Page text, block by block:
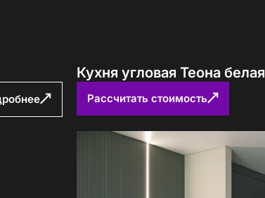
Кухня угловая Теона белая
Рассчитать стоимость